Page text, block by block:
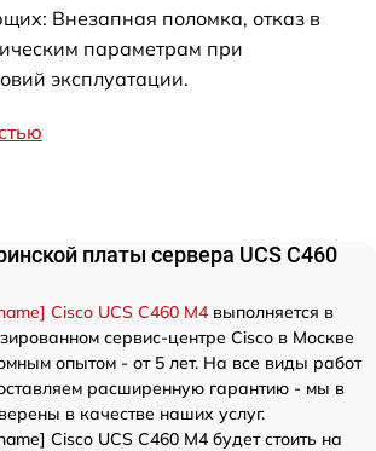
Внезапная поломка, отказ в
параметрам при
эксплуатации.
платы сервера UCS C460
Cisco UCS C460 M4 выполняется в
сервис-центре Cisco в Москве
опытом - от 5 лет. На все виды работ
расширенную гарантию - мы в
в качестве наших услуг.
Cisco UCS C460 M4 будет стоить на